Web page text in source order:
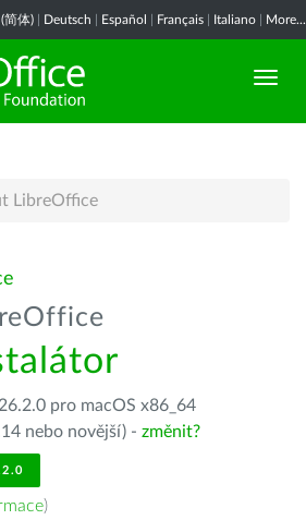
简体) Deutsch Español Français Italiano More...
LibreOffice
pro macOS x86_64
nebo novější) - změnit?
)